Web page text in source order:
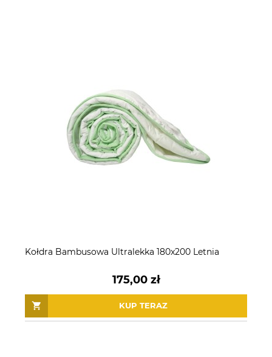
Kołdra Bambusowa Ultralekka 180x200 Letnia
175,00 zł
KUP TERAZ